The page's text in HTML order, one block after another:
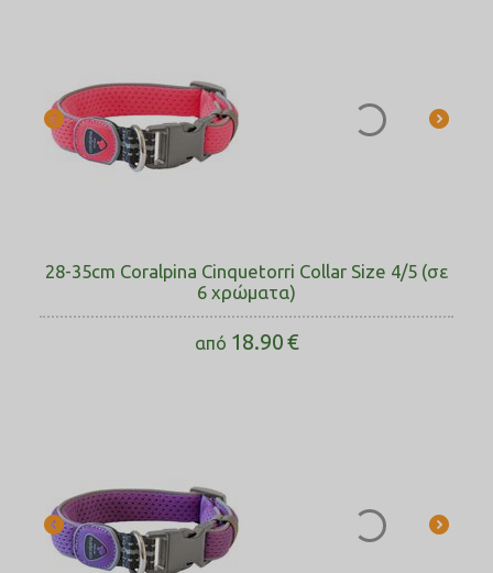
28-35cm Coralpina Cinquetorri Collar Size 4/5 (σε
6 χρώματα)
από 18.90€